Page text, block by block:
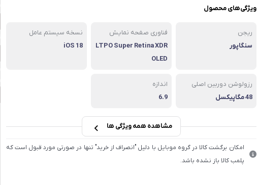
ویژگی‌های محصول
ریجن
سنگاپور
فناوری صفحه‌ نمایش
LTPO Super Retina XDR
OLED
نسخه سیستم عامل
iOS 18
رزولوشن دوربین اصلی
48 مگاپیکسل
اندازه
6.9
مشاهده همه ویژگی ها
امکان برگشت کالا در گروه موبایل با دلیل "انصراف از خرید" تنها در صورتی مورد قبول است که
پلمب کالا باز نشده باشد.